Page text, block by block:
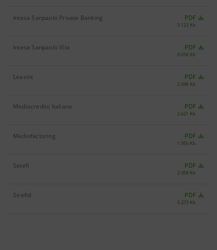
Intesa Sanpaolo Private Banking PDF
3.123 Kb
Intesa Sanpaolo Vita PDF
8.058 Kb
Leasint PDF
2.048 Kb
Mediocredito Italiano PDF
2.621 Kb
Mediofactoring PDF
1.955 Kb
Setefi PDF
2.058 Kb
Sirefid PDF
5.273 Kb